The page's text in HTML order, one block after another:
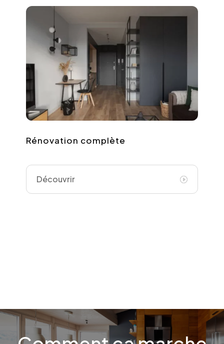
Rénovation complète
Découvrir